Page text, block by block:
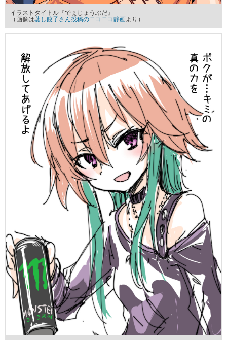
イラストタイトル『でぇじょうぶだ』
（画像は蒸し餃子さん投稿のニコニコ静画より）